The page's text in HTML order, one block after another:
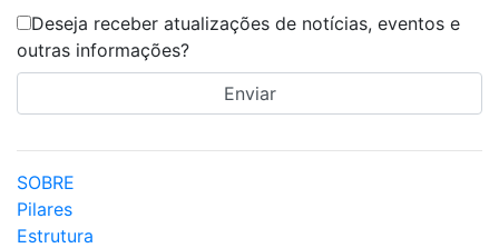
Deseja receber atualizações de notícias, eventos e
outras informações?
SOBRE
Pilares
Estrutura